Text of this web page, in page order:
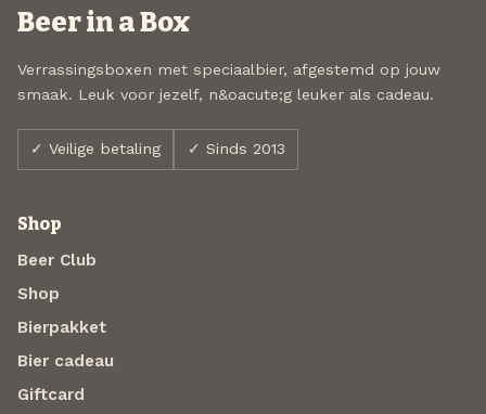
Beer in a Box
Verrassingsboxen met speciaalbier, afgestemd op jouw
smaak. Leuk voor jezelf, n&oacute;g leuker als cadeau.
✓ Veilige betaling ✓ Sinds 2013
Shop
Beer Club
Shop
Bierpakket
Bier cadeau
Giftcard